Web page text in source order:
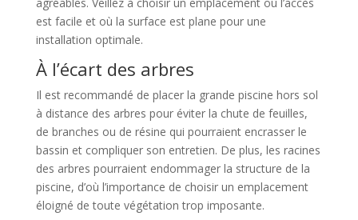
est facile et où la surface est plane pour une
installation optimale.
À l’écart des arbres
Il est recommandé de placer la grande piscine hors sol
à distance des arbres pour éviter la chute de feuilles,
de branches ou de résine qui pourraient encrasser le
bassin et compliquer son entretien. De plus, les racines
des arbres pourraient endommager la structure de la
piscine, d’où l’importance de choisir un emplacement
éloigné de toute végétation trop imposante.